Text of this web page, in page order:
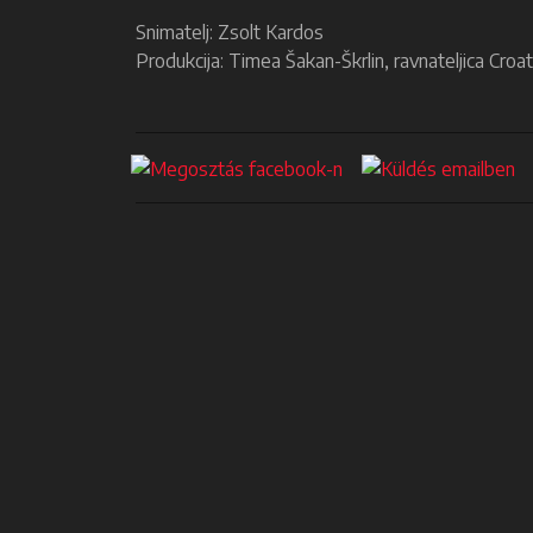
Snimatelj: Zsolt Kardos
Produkcija: Timea Šakan-Škrlin, ravnateljica